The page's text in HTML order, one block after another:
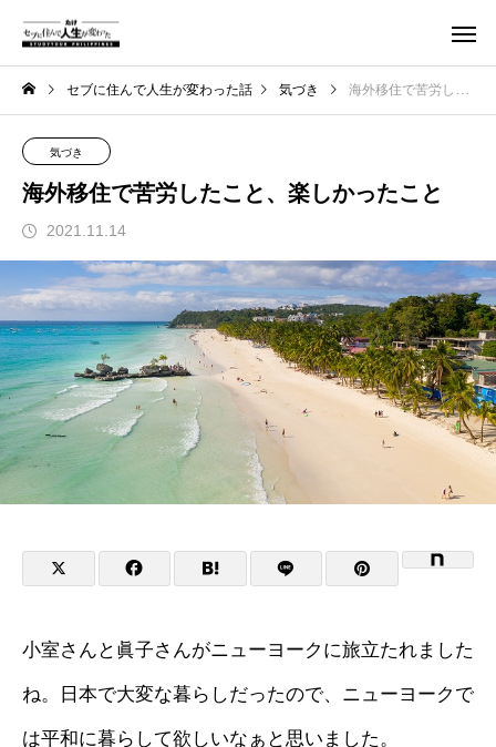
セブに住んで人生が変わった話 気づき 海外移住で苦労したこと、楽しかったこと
気づき
海外移住で苦労したこと、楽しかったこと
2021.11.14
小室さんと眞子さんがニューヨークに旅立たれました
ね。日本で大変な暮らしだったので、ニューヨークで
は平和に暮らして欲しいなぁと思いました。